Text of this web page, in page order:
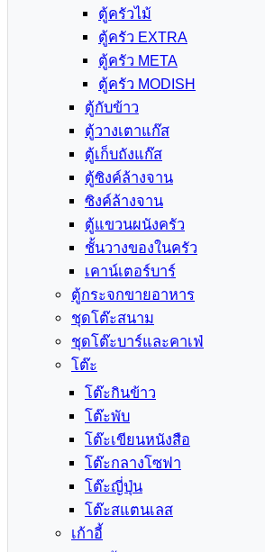
ตู้ครัวไม้
ตู้ครัว EXTRA
ตู้ครัว META
ตู้ครัว MODISH
ตู้กับข้าว
ตู้วางเตาแก๊ส
ตู้เก็บถังแก๊ส
ตู้ซิงค์ล้างจาน
ซิงค์ล้างจาน
ตู้แขวนผนังครัว
ชั้นวางของในครัว
เคาน์เตอร์บาร์
ตู้กระจกขายอาหาร
ชุดโต๊ะสนาม
ชุดโต๊ะบาร์และคาเฟ่
โต๊ะ
โต๊ะกินข้าว
โต๊ะพับ
โต๊ะเขียนหนังสือ
โต๊ะกลางโซฟา
โต๊ะญี่ปุ่น
โต๊ะสแตนเลส
เก้าอี้